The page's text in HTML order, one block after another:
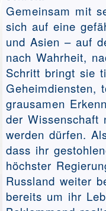
Gemeinsam mit
sich auf eine
und Asien – auf
nach Wahrheit,
Schritt bringt sie
Geheimdiensten,
grausamen
der Wissenschaft
werden dürfen.
dass ihr
höchster
Russland weiter
bereits um ihr